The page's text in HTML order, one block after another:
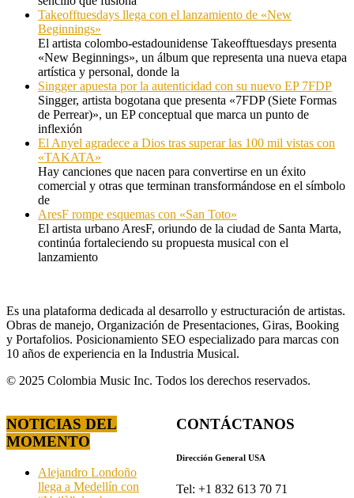
Takeofftuesdays llega con el lanzamiento de «New
Beginnings»
El artista colombo-estadounidense Takeofftuesdays presenta
«New Beginnings», un álbum que representa una nueva etapa
artística y personal, donde la
Singger apuesta por la autenticidad con su nuevo EP 7FDP
Singger, artista bogotana que presenta «7FDP (Siete Formas
de Perrear)», un EP conceptual que marca un punto de
inflexión
El Anyel agradece a Dios tras superar las 100 mil vistas con
«TAKATA»
Hay canciones que nacen para convertirse en un éxito
comercial y otras que terminan transformándose en el símbolo
de
AresF rompe esquemas con «San Toto»
El artista urbano AresF, oriundo de la ciudad de Santa Marta,
continúa fortaleciendo su propuesta musical con el
lanzamiento
Es una plataforma dedicada al desarrollo y estructuración de artistas.
Obras de manejo, Organización de Presentaciones, Giras, Booking
y Portafolios. Posicionamiento SEO especializado para marcas con
10 años de experiencia en la Industria Musical.
© 2025 Colombia Music Inc. Todos los derechos reservados.
NOTICIAS DEL
MOMENTO
Alejandro Londoño
llega a Medellín con
CONTÁCTANOS
Dirección General USA
Tel: +1 832 613 70 71